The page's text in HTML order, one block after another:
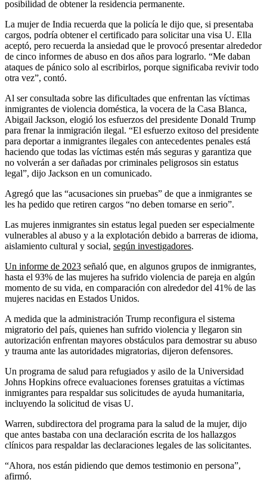
posibilidad de obtener la residencia permanente.
La mujer de India recuerda que la policía le dijo que, si presentaba
cargos, podría obtener el certificado para solicitar una visa U. Ella
aceptó, pero recuerda la ansiedad que le provocó presentar alrededor
de cinco informes de abuso en dos años para lograrlo. “Me daban
ataques de pánico solo al escribirlos, porque significaba revivir todo
otra vez”, contó.
Al ser consultada sobre las dificultades que enfrentan las víctimas
inmigrantes de violencia doméstica, la vocera de la Casa Blanca,
Abigail Jackson, elogió los esfuerzos del presidente Donald Trump
para frenar la inmigración ilegal. “El esfuerzo exitoso del presidente
para deportar a inmigrantes ilegales con antecedentes penales está
haciendo que todas las víctimas estén más seguras y garantiza que
no volverán a ser dañadas por criminales peligrosos sin estatus
legal”, dijo Jackson en un comunicado.
Agregó que las “acusaciones sin pruebas” de que a inmigrantes se
les ha pedido que retiren cargos “no deben tomarse en serio”.
Las mujeres inmigrantes sin estatus legal pueden ser especialmente
vulnerables al abuso y a la explotación debido a barreras de idioma,
aislamiento cultural y social, según investigadores.
Un informe de 2023 señaló que, en algunos grupos de inmigrantes,
hasta el 93% de las mujeres ha sufrido violencia de pareja en algún
momento de su vida, en comparación con alrededor del 41% de las
mujeres nacidas en Estados Unidos.
A medida que la administración Trump reconfigura el sistema
migratorio del país, quienes han sufrido violencia y llegaron sin
autorización enfrentan mayores obstáculos para demostrar su abuso
y trauma ante las autoridades migratorias, dijeron defensores.
Un programa de salud para refugiados y asilo de la Universidad
Johns Hopkins ofrece evaluaciones forenses gratuitas a víctimas
inmigrantes para respaldar sus solicitudes de ayuda humanitaria,
incluyendo la solicitud de visas U.
Warren, subdirectora del programa para la salud de la mujer, dijo
que antes bastaba con una declaración escrita de los hallazgos
clínicos para respaldar las declaraciones legales de las solicitantes.
“Ahora, nos están pidiendo que demos testimonio en persona”,
afirmó.